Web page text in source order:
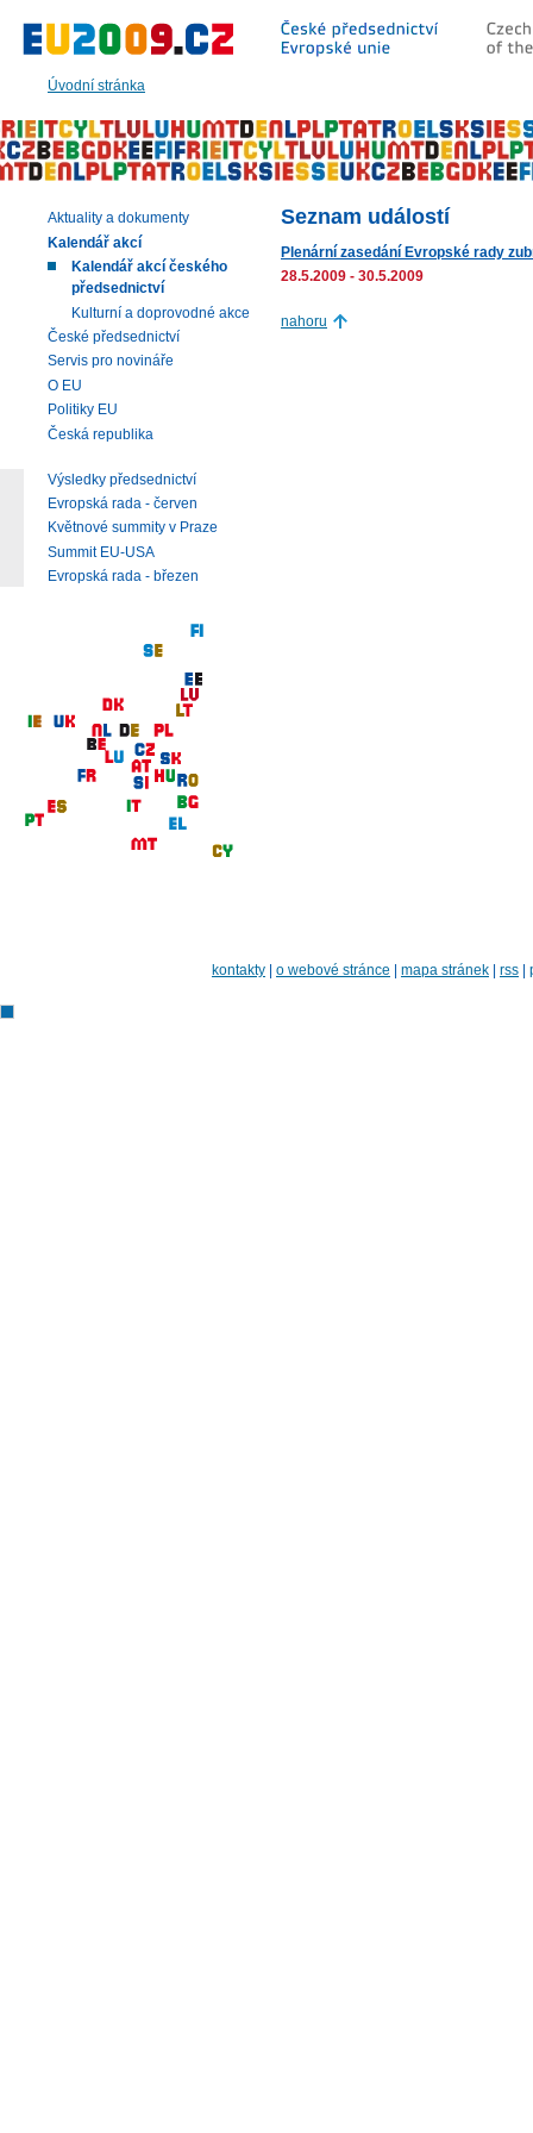
Úvodní stránka
hlavní
|
navigaci
|
vyhledávání
Seznam událostí
Plenární zasedání Evropské rady
28.5.2009 - 30.5.2009
nahoru
Aktuality a dokumenty
Kalendář akcí
Kalendář akcí českého
předsednictví
Kulturní a doprovodné akce
České předsednictví
Servis pro novináře
O EU
Politiky EU
Česká republika
Výsledky předsednictví
Evropská rada - červen
Květnové summity v Praze
Summit EU-USA
Evropská rada - březen
kontakty o webové stránce mapa stránek rss